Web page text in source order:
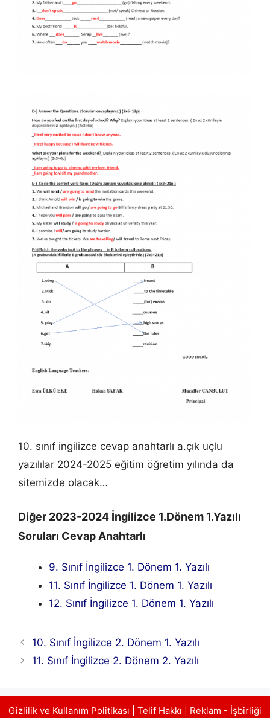
10. sınıf ingilizce cevap anahtarlı a.çık uçlu
yazılılar 2024-2025 eğitim öğretim yılında da
sitemizde olacak…
Diğer 2023-2024 İngilizce 1.Dönem 1.Yazılı
Soruları Cevap Anahtarlı
9. Sınıf İngilizce 1. Dönem 1. Yazılı
11. Sınıf İngilizce 1. Dönem 1. Yazılı
12. Sınıf İngilizce 1. Dönem 1. Yazılı
10. Sınıf İngilizce 2. Dönem 1. Yazılı
11. Sınıf İngilizce 2. Dönem 2. Yazılı
Gizlilik ve Kullanım Politikası Telif Hakkı Reklam - İşbirliği